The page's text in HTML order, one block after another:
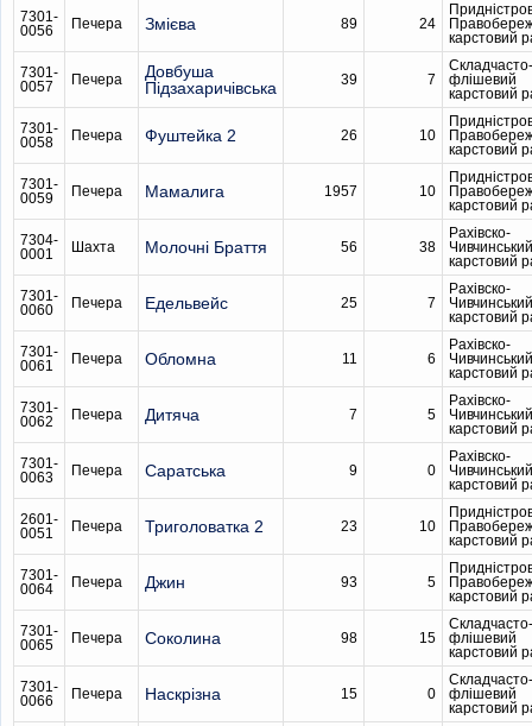
7301-
0056
Печера Змієва 89 24
карстовий
7301-
0057
Печера
Довбуша
Підзахаричівська
39 7
Складчасто-
флішевий
карстовий
7301-
0058
Печера Фуштейка 2 26 10
карстовий
7301-
0059
Печера Мамалига 1957 10
карстовий
7304-
0001
Шахта Молочні Браття 56 38
Рахівско-
Чивчинський
карстовий
7301-
0060
Печера Едельвейс 25 7
Рахівско-
Чивчинський
карстовий
7301-
0061
Печера Обломна 11 6
Рахівско-
Чивчинський
карстовий
7301-
0062
Печера Дитяча 7 5
Рахівско-
Чивчинський
карстовий
7301-
0063
Печера Саратська 9 0
Рахівско-
Чивчинський
карстовий
2601-
0051
Печера Триголоватка 2 23 10
карстовий
7301-
0064
Печера Джин 93 5
карстовий
7301-
0065
Печера Соколина 98 15
Складчасто-
флішевий
карстовий
7301-
0066
Печера Наскрізна 15 0
Складчасто-
флішевий
карстовий